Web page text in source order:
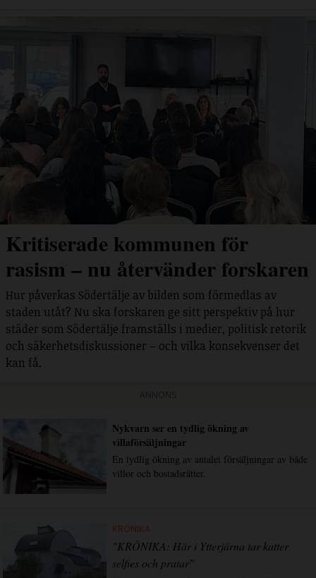
Kritiserade kommunen för
rasism – nu återvänder forskaren
Hur påverkas Södertälje av bilden som förmedlas av
staden utåt? Nu ska forskaren ge sitt perspektiv på hur
städer som Södertälje framställs i medier, politisk retorik
och säkerhetsdiskussioner – och vilka konsekvenser det
kan få.
Nykvarn ser en tydlig ökning av
villaförsäljningar
En tydlig ökning av antalet försäljningar av både
villor och bostadsrätter.
KRÖNIKA
"KRÖNIKA: Här i Ytterjärna tar katter
selfies och pratar"